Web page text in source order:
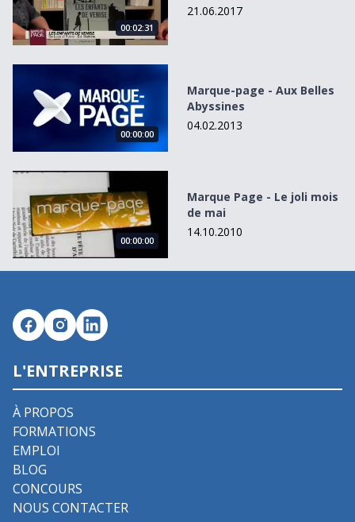
00:02:31
21.06.2017
Marque-page - Aux Belles Abyssines
00:00:00
Marque-page - Aux Belles
Abyssines
04.02.2013
Marque Page - Le joli mois de mai
00:00:00
Marque Page - Le joli mois
de mai
14.10.2010
L'ENTREPRISE
À PROPOS
FORMATIONS
EMPLOI
BLOG
CONCOURS
NOUS CONTACTER